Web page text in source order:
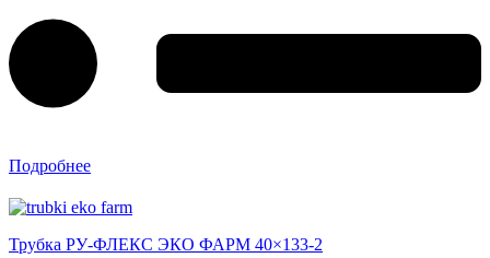
Подробнее
Трубка РУ-ФЛЕКС ЭКО ФАРМ 40×133-2